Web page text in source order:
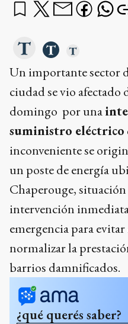
Un importante sector
ciudad se vio afectado
domingo por una
suministro eléctrico
inconveniente se
un poste de energía
Chaperouge,
intervención
emergencia para
normalizar la
barrios damnificados.
¿qué querés saber?